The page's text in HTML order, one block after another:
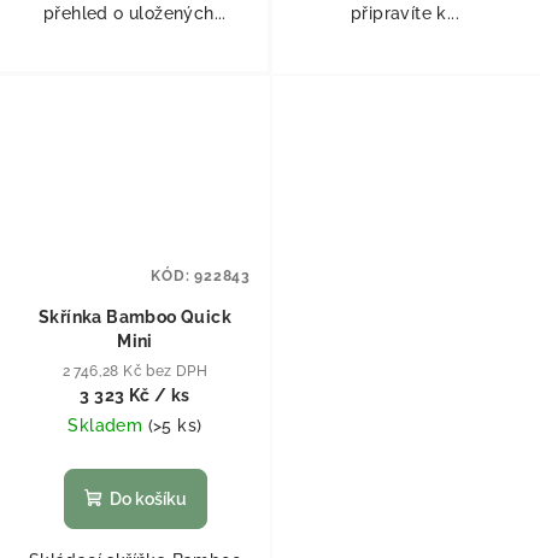
přehled o uložených...
připravíte k...
Skřínka Bamboo Quick
Mini
2 746,28 Kč bez DPH
3 323 Kč / ks
Skladem (>5 ks)
Do košíku
KÓD:922843